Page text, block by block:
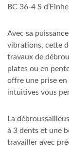
BC 36-4 S
Avec sa
vibrations, cette
travaux de
plates ou en
offre une prise
intuitives vous
La
à 3 dents et une
travailler avec